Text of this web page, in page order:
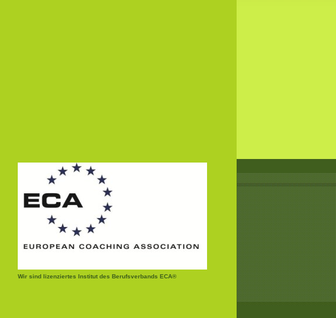
Wir sind lizenziertes Institut des Berufsverbands ECA®